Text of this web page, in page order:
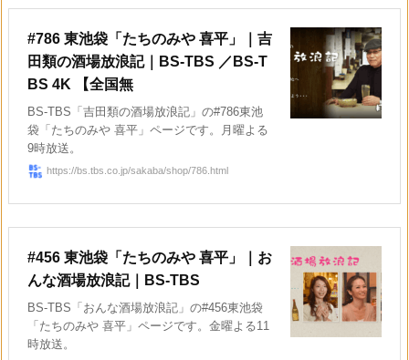
#786 東池袋「たちのみや 喜平」｜吉
田類の酒場放浪記｜BS-TBS ／BS-T
BS 4K 【全国無
BS-TBS「吉田類の酒場放浪記」の#786東池
袋「たちのみや 喜平」ページです。月曜よる
9時放送。
https://bs.tbs.co.jp/sakaba/shop/786.html
#456 東池袋「たちのみや 喜平」｜お
んな酒場放浪記｜BS-TBS
BS-TBS「おんな酒場放浪記」の#456東池袋
「たちのみや 喜平」ページです。金曜よる11
時放送。